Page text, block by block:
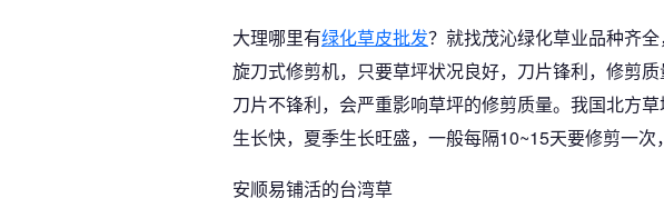
大理哪里有绿化草皮批发？就找茂沁绿化草业品种齐
旋刀式修剪机，只要草坪状况良好，刀片锋利，修剪
刀片不锋利，会严重影响草坪的修剪质量。我国北方
生长快，夏季生长旺盛，一般每隔10~15天要修剪一次
安顺易铺活的台湾草